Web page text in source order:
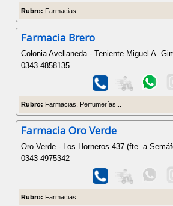
Rubro: Farmacias...
Farmacia Brero
Colonia Avellaneda - Teniente Miguel A.
0343 4858135
Rubro: Farmacias, Perfumerías...
Farmacia Oro Verde
Oro Verde - Los Horneros 437 (fte. a
0343 4975342
Rubro: Farmacias...